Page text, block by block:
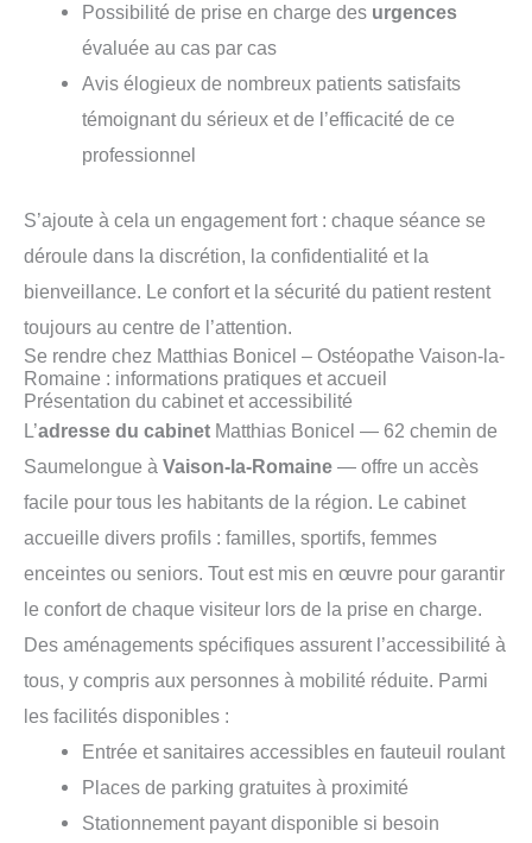
Possibilité de prise en charge des urgences
évaluée au cas par cas
Avis élogieux de nombreux patients satisfaits
témoignant du sérieux et de l’efficacité de ce
professionnel
S’ajoute à cela un engagement fort : chaque séance se
déroule dans la discrétion, la confidentialité et la
bienveillance. Le confort et la sécurité du patient restent
toujours au centre de l’attention.
Se rendre chez Matthias Bonicel – Ostéopathe Vaison-la-
Romaine : informations pratiques et accueil
Présentation du cabinet et accessibilité
L’adresse du cabinet Matthias Bonicel — 62 chemin de
Saumelongue à Vaison-la-Romaine — offre un accès
facile pour tous les habitants de la région. Le cabinet
accueille divers profils : familles, sportifs, femmes
enceintes ou seniors. Tout est mis en œuvre pour garantir
le confort de chaque visiteur lors de la prise en charge.
Des aménagements spécifiques assurent l’accessibilité à
tous, y compris aux personnes à mobilité réduite. Parmi
les facilités disponibles :
Entrée et sanitaires accessibles en fauteuil roulant
Places de parking gratuites à proximité
Stationnement payant disponible si besoin